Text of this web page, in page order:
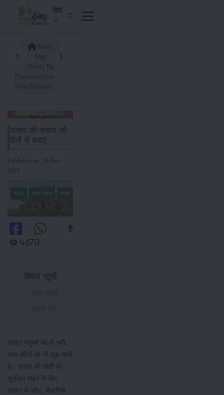
हिंदी
Published on: 20-Nov-
4670
फली मक्खी
उकठा रोग
अरहर मनुष्यों को ही नहीं
वरन कीटों को भी खूब भाती
है। अरहर की खेती
को
सुरक्षित रखने के लिए
अरहर के कीट, बीमारियों